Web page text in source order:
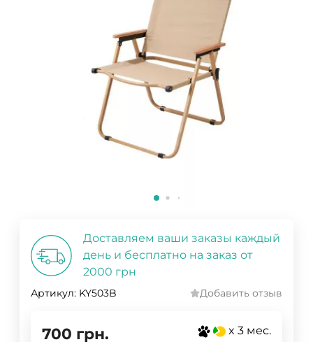
Доставляем ваши заказы каждый
день и бесплатно на заказ от
2000 грн
Артикул: KY503B Добавить отзыв
700 грн. x 3 мес.